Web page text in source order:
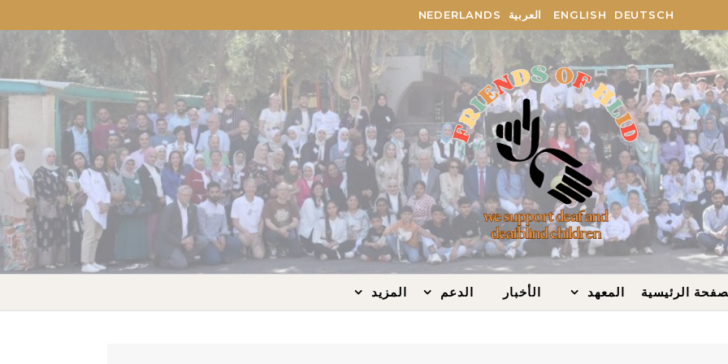
DEUTSCH
ENGLISH العربية NEDERLANDS
الرئيسية المعهد الأخبار الدعم المزيد